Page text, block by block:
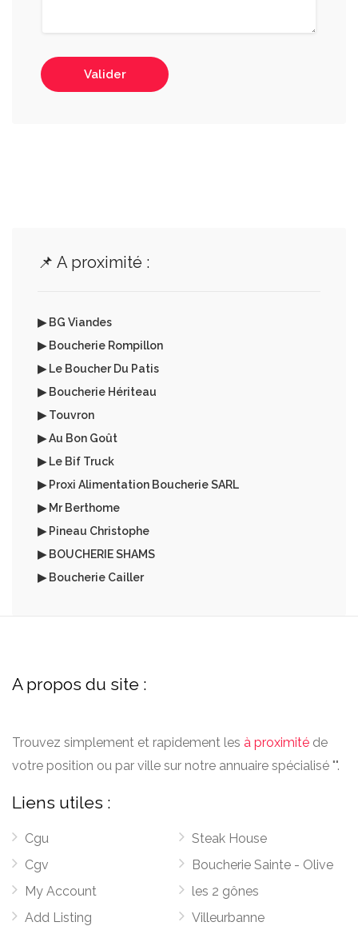
Valider
📌 A proximité :
▶ BG Viandes
▶ Boucherie Rompillon
▶ Le Boucher Du Patis
▶ Boucherie Hériteau
▶ Touvron
▶ Au Bon Goût
▶ Le Bif Truck
▶ Proxi Alimentation Boucherie SARL
▶ Mr Berthome
▶ Pineau Christophe
▶ BOUCHERIE SHAMS
▶ Boucherie Cailler
A propos du site :
Trouvez simplement et rapidement les à proximité de
votre position ou par ville sur notre annuaire spécialisé "".
Liens utiles :
Cgu
Cgv
My Account
Add Listing
Steak House
Boucherie Sainte - Olive
les 2 gônes
Villeurbanne